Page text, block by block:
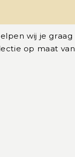
wij je graag
op maat van